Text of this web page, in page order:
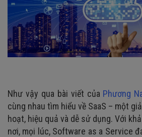
Như vậy qua bài viết của Phương
cùng nhau tìm hiểu về SaaS – một
hoạt, hiệu quả và dễ sử dụng. Với
nơi, mọi lúc, Software as a Service